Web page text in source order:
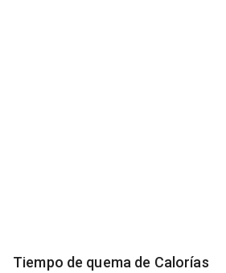
Tiempo de quema de Calorías